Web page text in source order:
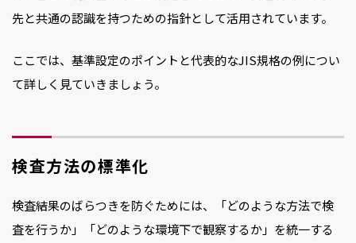
先と共通の認識を持つための指針として活用されています。
ここでは、基準設定のポイントと代表的なJIS規格の例につい
て詳しく見ていきましょう。
検査方法の標準化
検査結果のばらつきを防ぐためには、「どのような方法で検
査を行うか」「どのような環境下で観察するか」を統一する